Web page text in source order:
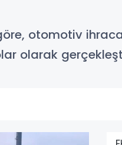
otomotiv
olarak